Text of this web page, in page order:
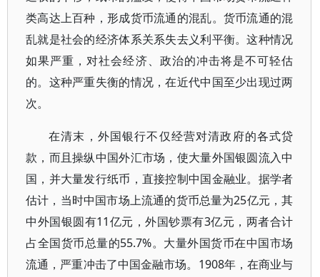
类高达上百种，形成货币流通的混乱。货币流通的混
乱就是社会的经济体系关系失去义利平衡。这种情况
如果严重，对社会经济、政治的冲击将是不可轻估
的。这种严重失衡的情况，在近代中国至少出现过两
次。
在清末，外国银行不仅经营对清政府的各式贷
款，而且操纵中国外汇市场，使大量外国银圆流入中
国，并大量发行纸币，直接控制中国金融业。据学者
估计，当时中国市场上流通的货币总量为25亿元，其
中外国银圆有11亿元，外国钞票有3亿元，两者合计
占全国货币总量的55.7%。大量外国货币在中国市场
流通，严重冲击了中国金融市场。1908年，在商业与